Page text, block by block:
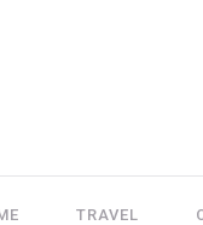
TRAVEL